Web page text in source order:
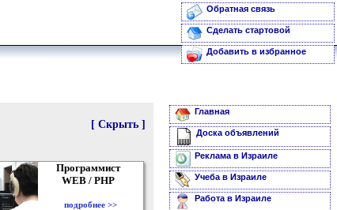
Обратная связь
Сделать стартовой
Добавить в избранное
[ Скрыть ]
Программист
WEB / PHP
подробнее >>
Главная
Доска объявлений
Реклама в Израиле
Учеба в Израиле
Работа в Израиле